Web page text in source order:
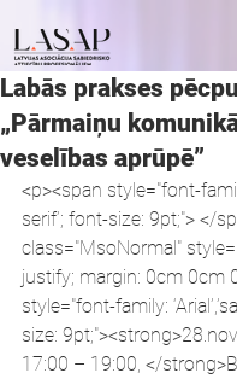
Labās prakses
„Pārmaiņu
veselības aprūpē”
<p><span style="font-
serif’; font-size: 9pt;"> </
class="MsoNormal"
justify; margin: 0cm 0cm
style="font-family:
size:
17:00 – 19:00, </